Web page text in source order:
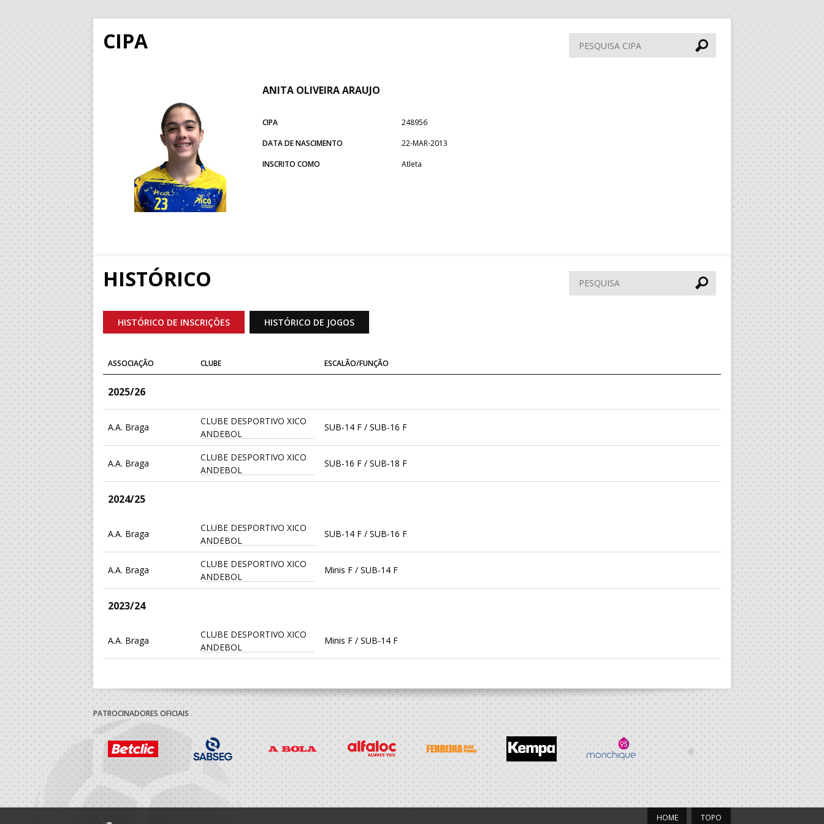
CIPA
Pesquisa
CIPA
ANITA OLIVEIRA ARAUJO
CIPA
248956
DATA DE NASCIMENTO
22-MAR-2013
INSCRITO COMO
Atleta
HISTÓRICO Pesquisar
HISTÓRICO DE INSCRIÇÕES HISTÓRICO DE JOGOS
ASSOCIAÇÃO CLUBE ESCALÃO/FUNÇÃO
2025/26
A.A. Braga
CLUBE DESPORTIVO XICO
ANDEBOL
SUB-14 F / SUB-16 F
A.A. Braga
CLUBE DESPORTIVO XICO
ANDEBOL
SUB-16 F / SUB-18 F
2024/25
A.A. Braga
CLUBE DESPORTIVO XICO
ANDEBOL
SUB-14 F / SUB-16 F
A.A. Braga
CLUBE DESPORTIVO XICO
ANDEBOL
Minis F / SUB-14 F
2023/24
A.A. Braga
CLUBE DESPORTIVO XICO
ANDEBOL
Minis F / SUB-14 F
PATROCINADORES OFICIAIS
TOPO
HOME